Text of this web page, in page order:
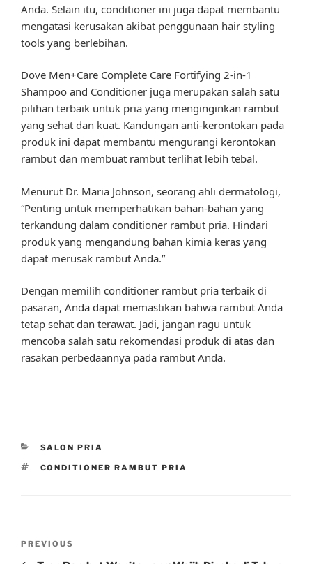
Anda. Selain itu, conditioner ini juga dapat membantu
mengatasi kerusakan akibat penggunaan hair styling
tools yang berlebihan.
Dove Men+Care Complete Care Fortifying 2-in-1
Shampoo and Conditioner juga merupakan salah satu
pilihan terbaik untuk pria yang menginginkan rambut
yang sehat dan kuat. Kandungan anti-kerontokan pada
produk ini dapat membantu mengurangi kerontokan
rambut dan membuat rambut terlihat lebih tebal.
Menurut Dr. Maria Johnson, seorang ahli dermatologi,
“Penting untuk memperhatikan bahan-bahan yang
terkandung dalam conditioner rambut pria. Hindari
produk yang mengandung bahan kimia keras yang
dapat merusak rambut Anda.”
Dengan memilih conditioner rambut pria terbaik di
pasaran, Anda dapat memastikan bahwa rambut Anda
tetap sehat dan terawat. Jadi, jangan ragu untuk
mencoba salah satu rekomendasi produk di atas dan
rasakan perbedaannya pada rambut Anda.
CATEGORIES
SALON PRIA
TAGS
CONDITIONER RAMBUT PRIA
Previous
PREVIOUS